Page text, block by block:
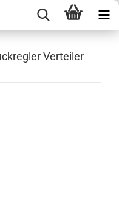
Verteiler